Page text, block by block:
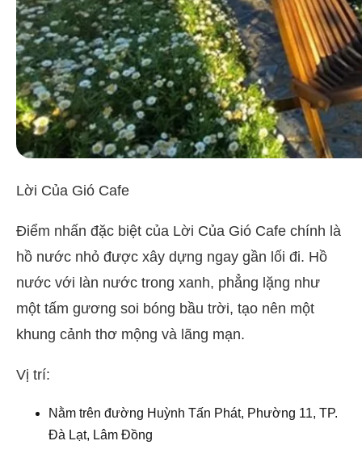
Lời Của Gió Cafe
Điểm nhấn đặc biệt của Lời Của Gió Cafe chính là
hồ nước nhỏ được xây dựng ngay gần lối đi. Hồ
nước với làn nước trong xanh, phẳng lặng như
một tấm gương soi bóng bầu trời, tạo nên một
khung cảnh thơ mộng và lãng mạn.
Vị trí:
Nằm trên đường Huỳnh Tấn Phát, Phường 11, TP.
Đà Lạt, Lâm Đồng